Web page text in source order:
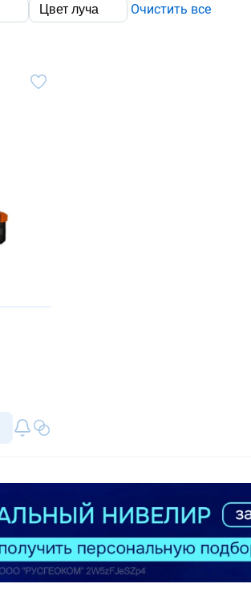
Цвет луча Очистить все